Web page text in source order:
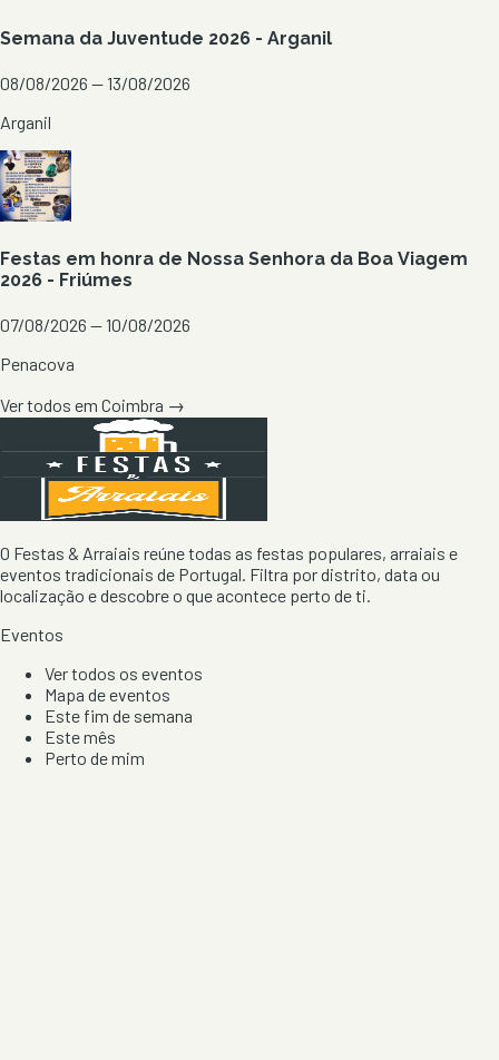
Semana da Juventude 2026 - Arganil
08/08/2026 — 13/08/2026
Arganil
Festas em honra de Nossa Senhora da Boa Viagem
2026 - Friúmes
07/08/2026 — 10/08/2026
Penacova
Ver todos em Coimbra →
O Festas & Arraiais reúne todas as festas populares, arraiais e
eventos tradicionais de Portugal. Filtra por distrito, data ou
localização e descobre o que acontece perto de ti.
Eventos
Ver todos os eventos
Mapa de eventos
Este fim de semana
Este mês
Perto de mim